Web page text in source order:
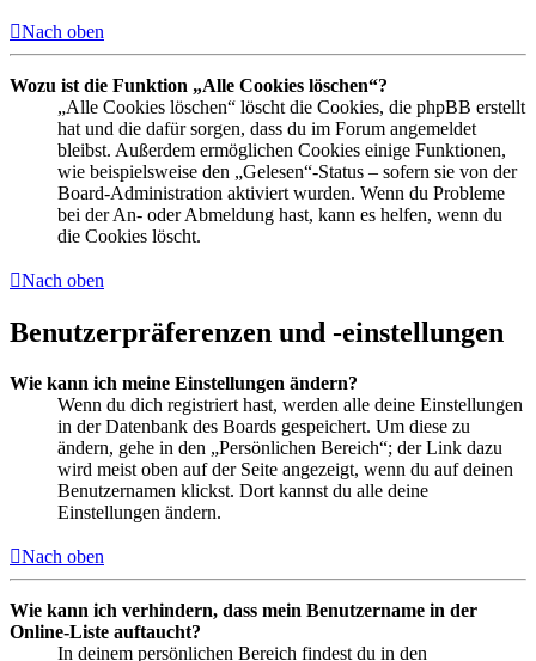
Nach oben
Wozu ist die Funktion „Alle Cookies löschen“?
„Alle Cookies löschen“ löscht die Cookies, die phpBB erstellt
hat und die dafür sorgen, dass du im Forum angemeldet
bleibst. Außerdem ermöglichen Cookies einige Funktionen,
wie beispielsweise den „Gelesen“-Status – sofern sie von der
Board-Administration aktiviert wurden. Wenn du Probleme
bei der An- oder Abmeldung hast, kann es helfen, wenn du
die Cookies löscht.
Nach oben
Benutzerpräferenzen und -einstellungen
Wie kann ich meine Einstellungen ändern?
Wenn du dich registriert hast, werden alle deine Einstellungen
in der Datenbank des Boards gespeichert. Um diese zu
ändern, gehe in den „Persönlichen Bereich“; der Link dazu
wird meist oben auf der Seite angezeigt, wenn du auf deinen
Benutzernamen klickst. Dort kannst du alle deine
Einstellungen ändern.
Nach oben
Wie kann ich verhindern, dass mein Benutzername in der
Online-Liste auftaucht?
In deinem persönlichen Bereich findest du in den